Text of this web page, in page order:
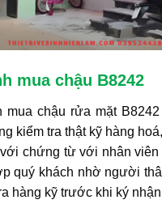
mua chậu B8242
mua chậu rửa mặt
kiểm tra thật kỹ hàng
chứng từ với nhân viên
quý khách nhờ người
hàng kỹ trước khi ký